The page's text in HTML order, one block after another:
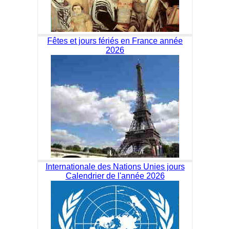
Fêtes et jours fériés en France année
2026
Internationale des Nations Unies jours
Calendrier de l'année 2026